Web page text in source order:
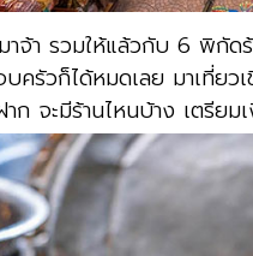
าจ้า รวมให้แล้วกับ 6 พิกัด
บครัวก็ได้หมดเลย มาเที่
ก จะมีร้านไหนบ้าง เตรีย